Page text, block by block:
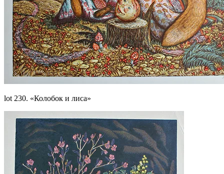
lot 230. «Колобок и лиса»